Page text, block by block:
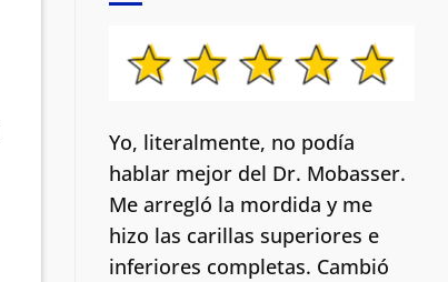
Yo, literalmente, no podía
hablar mejor del Dr. Mobasser.
Me arregló la mordida y me
hizo las carillas superiores e
inferiores completas. Cambió